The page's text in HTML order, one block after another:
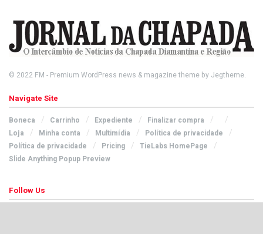
© 2022 FM - Premium WordPress news & magazine theme by Jegtheme.
Navigate Site
Boneca Carrinho Expediente
Finalizar compra
Loja
Minha conta Multimídia
Política de privacidade
Política de privacidade
Pricing
TieLabs HomePage
Slide Anything Popup Preview
Follow Us